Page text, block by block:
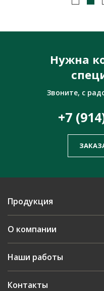
Нужна
Звоните, с
+7
Продукция
О компании
Наши работы
Контакты